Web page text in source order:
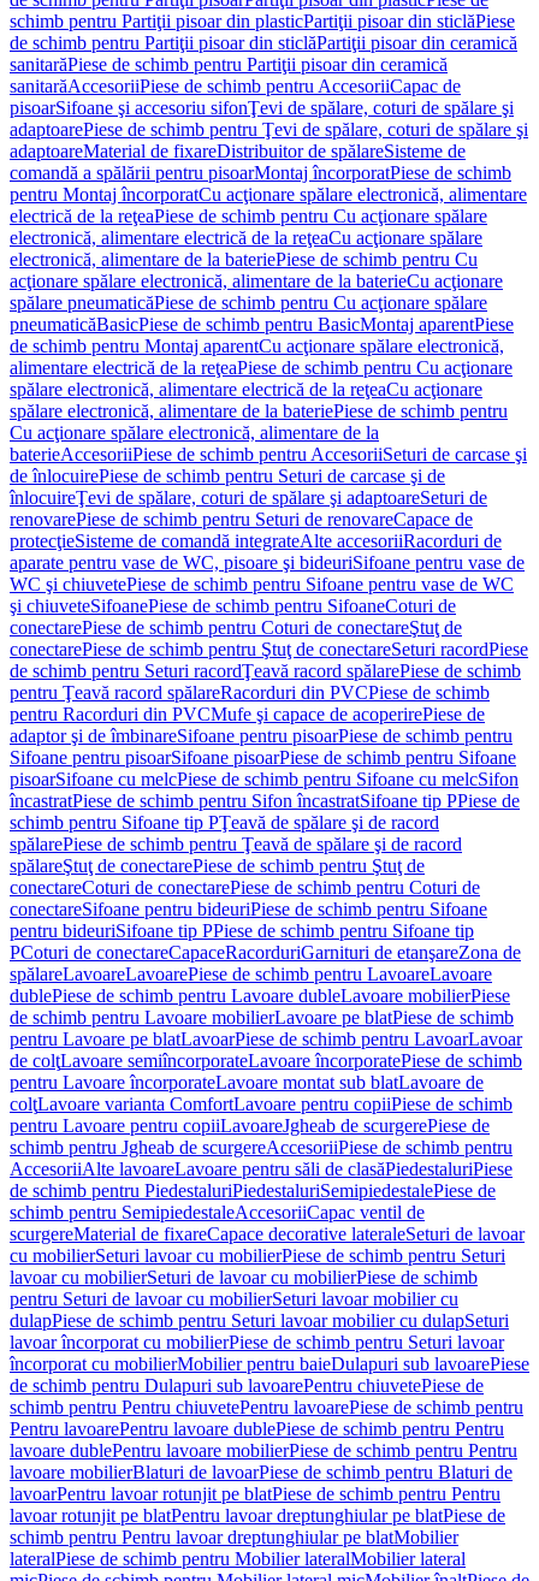
schimb pentru Partiţii pisoar din plasticPartiţii pisoar din sticlăPiese
de schimb pentru Partiţii pisoar din sticlăPartiţii pisoar din ceramică
sanitarăPiese de schimb pentru Partiţii pisoar din ceramică
sanitarăAccesoriiPiese de schimb pentru AccesoriiCapac de
pisoarSifoane şi accesoriu sifonŢevi de spălare, coturi de spălare şi
adaptoarePiese de schimb pentru Ţevi de spălare, coturi de spălare şi
adaptoareMaterial de fixareDistribuitor de spălareSisteme de
comandă a spălării pentru pisoarMontaj încorporatPiese de schimb
pentru Montaj încorporatCu acţionare spălare electronică, alimentare
electrică de la reţeaPiese de schimb pentru Cu acţionare spălare
electronică, alimentare electrică de la reţeaCu acţionare spălare
electronică, alimentare de la bateriePiese de schimb pentru Cu
acţionare spălare electronică, alimentare de la baterieCu acţionare
spălare pneumaticăPiese de schimb pentru Cu acţionare spălare
pneumaticăBasicPiese de schimb pentru BasicMontaj aparentPiese
de schimb pentru Montaj aparentCu acţionare spălare electronică,
alimentare electrică de la reţeaPiese de schimb pentru Cu acţionare
spălare electronică, alimentare electrică de la reţeaCu acţionare
spălare electronică, alimentare de la bateriePiese de schimb pentru
Cu acţionare spălare electronică, alimentare de la
baterieAccesoriiPiese de schimb pentru AccesoriiSeturi de carcase şi
de înlocuirePiese de schimb pentru Seturi de carcase şi de
înlocuireŢevi de spălare, coturi de spălare şi adaptoareSeturi de
renovarePiese de schimb pentru Seturi de renovareCapace de
protecţieSisteme de comandă integrateAlte accesoriiRacorduri de
aparate pentru vase de WC, pisoare şi bideuriSifoane pentru vase de
WC şi chiuvetePiese de schimb pentru Sifoane pentru vase de WC
şi chiuveteSifoanePiese de schimb pentru SifoaneCoturi de
conectarePiese de schimb pentru Coturi de conectareŞtuţ de
conectarePiese de schimb pentru Ştuţ de conectareSeturi racordPiese
de schimb pentru Seturi racordŢeavă racord spălarePiese de schimb
pentru Ţeavă racord spălareRacorduri din PVCPiese de schimb
pentru Racorduri din PVCMufe şi capace de acoperirePiese de
adaptor şi de îmbinareSifoane pentru pisoarPiese de schimb pentru
Sifoane pentru pisoarSifoane pisoarPiese de schimb pentru Sifoane
pisoarSifoane cu melcPiese de schimb pentru Sifoane cu melcSifon
încastratPiese de schimb pentru Sifon încastratSifoane tip PPiese de
schimb pentru Sifoane tip PŢeavă de spălare şi de racord
spălarePiese de schimb pentru Ţeavă de spălare şi de racord
spălareŞtuţ de conectarePiese de schimb pentru Ştuţ de
conectareCoturi de conectarePiese de schimb pentru Coturi de
conectareSifoane pentru bideuriPiese de schimb pentru Sifoane
pentru bideuriSifoane tip PPiese de schimb pentru Sifoane tip
PCoturi de conectareCapaceRacorduriGarnituri de etanşareZona de
spălareLavoareLavoarePiese de schimb pentru LavoareLavoare
dublePiese de schimb pentru Lavoare dubleLavoare mobilierPiese
de schimb pentru Lavoare mobilierLavoare pe blatPiese de schimb
pentru Lavoare pe blatLavoarPiese de schimb pentru LavoarLavoar
de colţLavoare semiîncorporateLavoare încorporatePiese de schimb
pentru Lavoare încorporateLavoare montat sub blatLavoare de
colţLavoare varianta ComfortLavoare pentru copiiPiese de schimb
pentru Lavoare pentru copiiLavoareJgheab de scurgerePiese de
schimb pentru Jgheab de scurgereAccesoriiPiese de schimb pentru
AccesoriiAlte lavoareLavoare pentru săli de clasăPiedestaluriPiese
de schimb pentru PiedestaluriPiedestaluriSemipiedestalePiese de
schimb pentru SemipiedestaleAccesoriiCapac ventil de
scurgereMaterial de fixareCapace decorative lateraleSeturi de lavoar
cu mobilierSeturi lavoar cu mobilierPiese de schimb pentru Seturi
lavoar cu mobilierSeturi de lavoar cu mobilierPiese de schimb
pentru Seturi de lavoar cu mobilierSeturi lavoar mobilier cu
dulapPiese de schimb pentru Seturi lavoar mobilier cu dulapSeturi
lavoar încorporat cu mobilierPiese de schimb pentru Seturi lavoar
încorporat cu mobilierMobilier pentru baieDulapuri sub lavoarePiese
de schimb pentru Dulapuri sub lavoarePentru chiuvetePiese de
schimb pentru Pentru chiuvetePentru lavoarePiese de schimb pentru
Pentru lavoarePentru lavoare dublePiese de schimb pentru Pentru
lavoare dublePentru lavoare mobilierPiese de schimb pentru Pentru
lavoare mobilierBlaturi de lavoarPiese de schimb pentru Blaturi de
lavoarPentru lavoar rotunjit pe blatPiese de schimb pentru Pentru
lavoar rotunjit pe blatPentru lavoar dreptunghiular pe blatPiese de
schimb pentru Pentru lavoar dreptunghiular pe blatMobilier
lateralPiese de schimb pentru Mobilier lateralMobilier lateral